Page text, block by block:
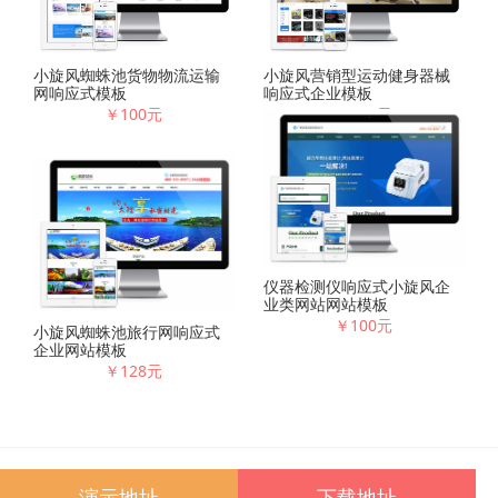
小旋风蜘蛛池货物物流运输
网响应式模板
￥100元
小旋风营销型运动健身器械
响应式企业模板
￥128元
仪器检测仪响应式小旋风企
业类网站网站模板
￥100元
小旋风蜘蛛池旅行网响应式
企业网站模板
￥128元